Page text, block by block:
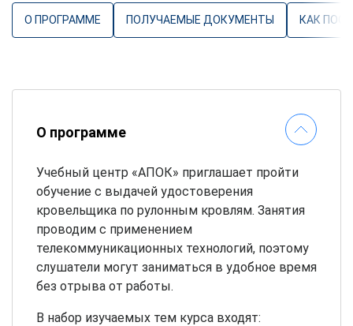
О ПРОГРАММЕ ПОЛУЧАЕМЫЕ ДОКУМЕНТЫ КАК
О программе
Учебный центр «АПОК» приглашает пройти
обучение с выдачей удостоверения
кровельщика по рулонным кровлям. Занятия
проводим с применением
телекоммуникационных технологий, поэтому
слушатели могут заниматься в удобное время
без отрыва от работы.
В набор изучаемых тем курса входят: